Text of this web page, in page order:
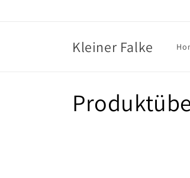
Kleiner Falke
K